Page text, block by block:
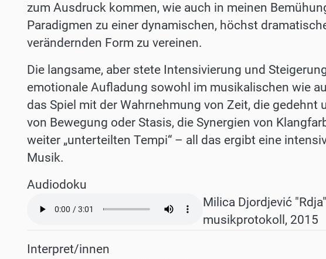
zum Ausdruck kommen, wie auch in meinen
Paradigmen zu einer dynamischen, höchst
verändernden Form zu vereinen.
Die langsame, aber stete Intensivierung und
emotionale Aufladung sowohl im musikalischen wie
das Spiel mit der Wahrnehmung von Zeit, die gedehnt
von Bewegung oder Stasis, die Synergien von
weiter „unterteilten Tempi“ – all das ergibt eine
Musik.
Audiodoku
Audio
Milica Djordjević
musikprotokoll, 2015
Interpret/innen